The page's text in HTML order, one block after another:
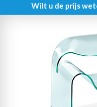
Wilt u de prijs